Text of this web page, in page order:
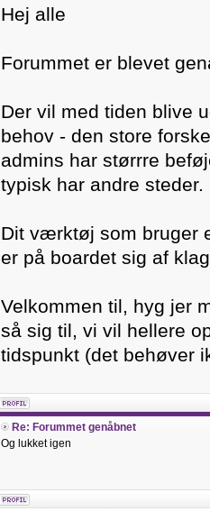
Hej alle
Forummet er blevet
Der vil med tiden blive
behov - den store
admins har størrre
typisk har andre
Dit værktøj som bruger
er på boardet sig af
Velkommen til, hyg jer
så sig til, vi vil hellere
tidspunkt (det behøver
Re: Forummet genåbnet
Og lukket igen